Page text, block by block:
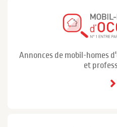
Annonces de mobil-homes
et